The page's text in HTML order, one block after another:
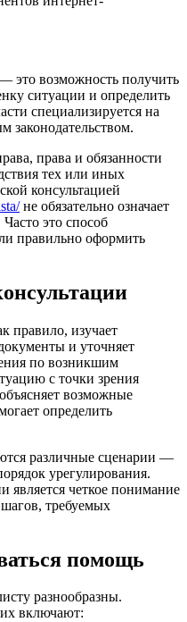
это возможность получить
ситуации и определить
специализируется на
законодательством.
права и обязанности
тех или иных
консультацией
не обязательно означает
это способ
правильно оформить
правило, изучает
и уточняет
по возникшим
с точки зрения
возможные
определить
различные сценарии —
урегулирования.
является четкое понимание
требуемых
помощь
разнообразны.
включают: